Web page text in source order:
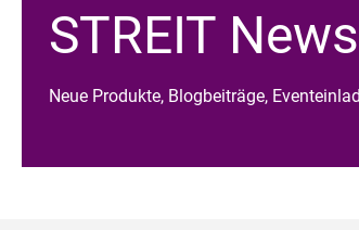
STREIT
Neue Produkte, Blogbeiträge,